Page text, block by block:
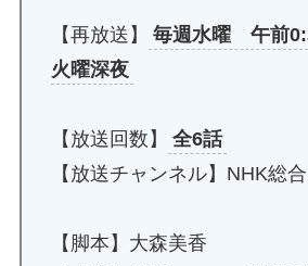
【再放送】
毎週水曜 午前
火曜深夜
【放送回数】
全6話
【放送チャンネル】NHK総合
【脚本】大森美香